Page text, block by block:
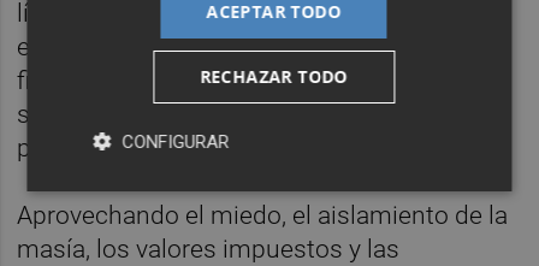
líder como figura paterna, el cual les
entregaba regalos caros y les organizaba
fiestas. A partir de la adolescencia les
sometía a sus doctrinas, que incluían
prácticas sexuales.
Aprovechando el miedo, el aislamiento de la
masía, los valores impuestos y las
ACEPTAR TODO
RECHAZAR TODO
CONFIGURAR